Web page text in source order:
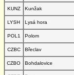
KUNZ
Kunžak
LYSH
Lysá hora
POL1
Polom
CZBC
Břeclav
CZBO
Bohdalovice